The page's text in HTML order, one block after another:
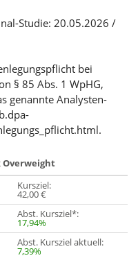
Studie: 20.05.2026 /
bei
§ 85 Abs. 1 WpHG,
genannte Analysten-
Overweight
Kursziel:
42,00 €
Abst. Kursziel*:
17,94%
Abst. Kursziel aktuell:
7,39%